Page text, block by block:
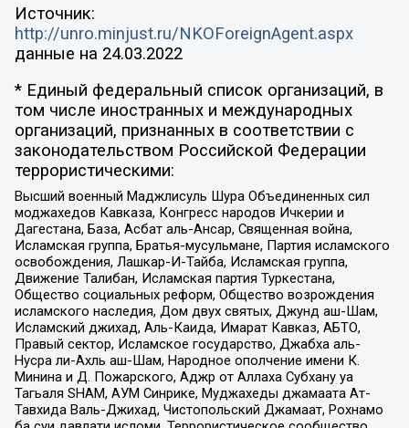
Источник:
http://unro.minjust.ru/NKOForeignAgent.aspx
данные на 24.03.2022
* Единый федеральный список организаций, в
том числе иностранных и международных
организаций, признанных в соответствии с
законодательством Российской Федерации
террористическими:
Высший военный Маджлисуль Шура Объединенных сил
моджахедов Кавказа, Конгресс народов Ичкерии и
Дагестана, База, Асбат аль-Ансар, Священная война,
Исламская группа, Братья-мусульмане, Партия исламского
освобождения, Лашкар-И-Тайба, Исламская группа,
Движение Талибан, Исламская партия Туркестана,
Общество социальных реформ, Общество возрождения
исламского наследия, Дом двух святых, Джунд аш-Шам,
Исламский джихад, Аль-Каида, Имарат Кавказ, АБТО,
Правый сектор, Исламское государство, Джабха аль-
Нусра ли-Ахль аш-Шам, Народное ополчение имени К.
Минина и Д. Пожарского, Аджр от Аллаха Субхану уа
Тагьаля SHAM, АУМ Синрике, Муджахеды джамаата Ат-
Тавхида Валь-Джихад, Чистопольский Джамаат, Рохнамо